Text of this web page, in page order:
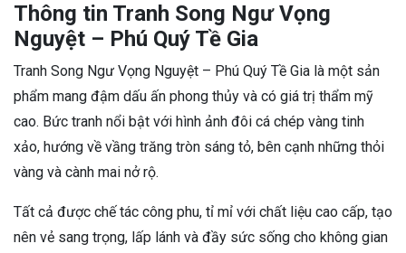
Thông tin Tranh Song Ngư Vọng
Nguyệt – Phú Quý Tề Gia
Tranh Song Ngư Vọng Nguyệt – Phú Quý Tề Gia là một sản
phẩm mang đậm dấu ấn phong thủy và có giá trị thẩm mỹ
cao. Bức tranh nổi bật với hình ảnh đôi cá chép vàng tinh
xảo, hướng về vầng trăng tròn sáng tỏ, bên cạnh những thỏi
vàng và cành mai nở rộ.
Tất cả được chế tác công phu, tỉ mỉ với chất liệu cao cấp, tạo
nên vẻ sang trọng, lấp lánh và đầy sức sống cho không gian